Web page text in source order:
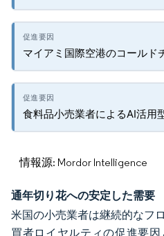
マイアミ国際空港のコールド
食料品小売業者によるAI活用
情報源: Mordor Intelligence
通年切り花への安定した需要
米国の小売業者は継続的なフ
買者ロイヤルティの促進要